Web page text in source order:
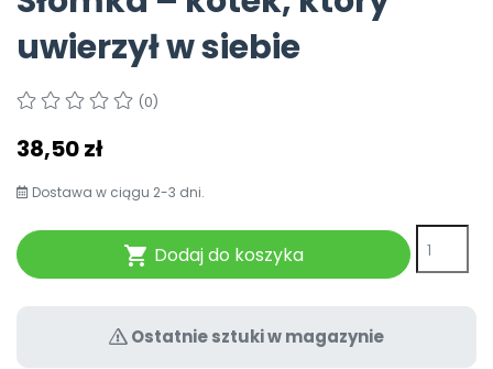
Pomoc
uwierzył w siebie
(0)
38,50 zł
Dostawa w ciągu 2-3 dni.
 Dodaj do koszyka
Ostatnie sztuki w magazynie